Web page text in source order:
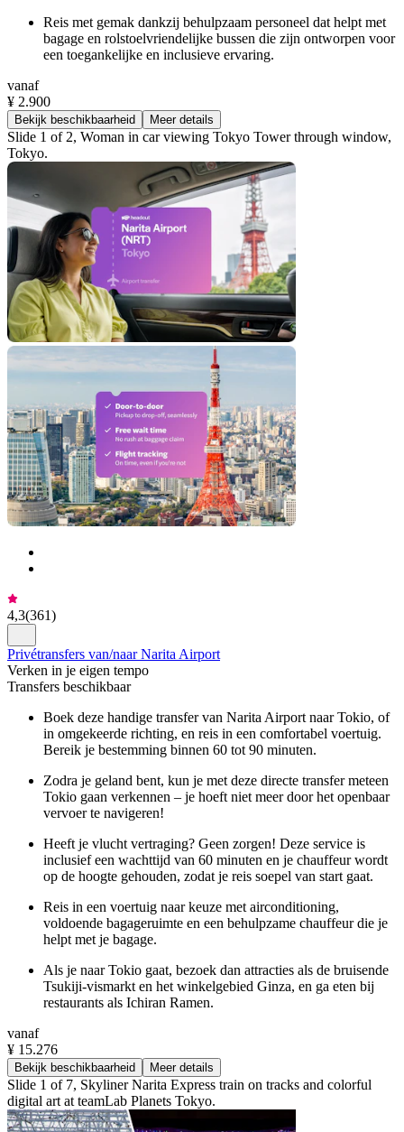
Reis met gemak dankzij behulpzaam personeel dat helpt met
bagage en rolstoelvriendelijke bussen die zijn ontworpen voor
een toegankelijke en inclusieve ervaring.
vanaf
¥ 2.900
Bekijk beschikbaarheid Meer details
Slide 1 of 2, Woman in car viewing Tokyo Tower through window,
Tokyo.
4,3(361)
Privétransfers van/naar Narita Airport
Verken in je eigen tempo
Transfers beschikbaar
Boek deze handige transfer van Narita Airport naar Tokio, of
in omgekeerde richting, en reis in een comfortabel voertuig.
Bereik je bestemming binnen 60 tot 90 minuten.
Zodra je geland bent, kun je met deze directe transfer meteen
Tokio gaan verkennen – je hoeft niet meer door het openbaar
vervoer te navigeren!
Heeft je vlucht vertraging? Geen zorgen! Deze service is
inclusief een wachttijd van 60 minuten en je chauffeur wordt
op de hoogte gehouden, zodat je reis soepel van start gaat.
Reis in een voertuig naar keuze met airconditioning,
voldoende bagageruimte en een behulpzame chauffeur die je
helpt met je bagage.
Als je naar Tokio gaat, bezoek dan attracties als de bruisende
Tsukiji-vismarkt en het winkelgebied Ginza, en ga eten bij
restaurants als Ichiran Ramen.
vanaf
¥ 15.276
Bekijk beschikbaarheid Meer details
Slide 1 of 7, Skyliner Narita Express train on tracks and colorful
digital art at teamLab Planets Tokyo.